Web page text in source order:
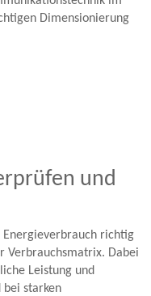
Dimensionierung
und
richtig
Verbrauchsmatrix. Dabei
Leistung und
bei starken